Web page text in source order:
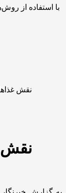
با استفاده از
نقش
نقش